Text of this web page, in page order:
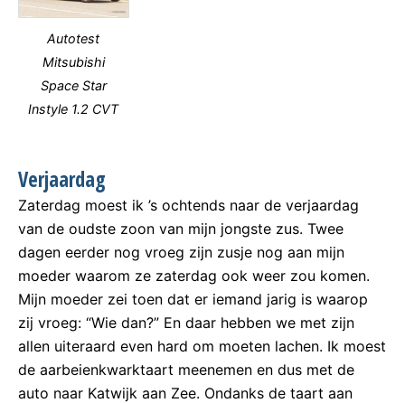
Autotest
Mitsubishi
Space Star
Instyle 1.2 CVT
Verjaardag
Zaterdag moest ik ’s ochtends naar de verjaardag
van de oudste zoon van mijn jongste zus. Twee
dagen eerder nog vroeg zijn zusje nog aan mijn
moeder waarom ze zaterdag ook weer zou komen.
Mijn moeder zei toen dat er iemand jarig is waarop
zij vroeg: “Wie dan?” En daar hebben we met zijn
allen uiteraard even hard om moeten lachen. Ik moest
de aarbeienkwarktaart meenemen en dus met de
auto naar Katwijk aan Zee. Ondanks de taart aan